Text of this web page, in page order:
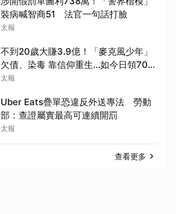
裝病喊智商51 法官一句話打臉
太報
不到20歲大賺3.9億！「麥克風少年」
欠債、染毒 靠信仰重生...如今日領700
元過活
太報
Uber Eats疊單恐違反外送專法 勞動
部：查證屬實最高可連續開罰
太報
查看更多